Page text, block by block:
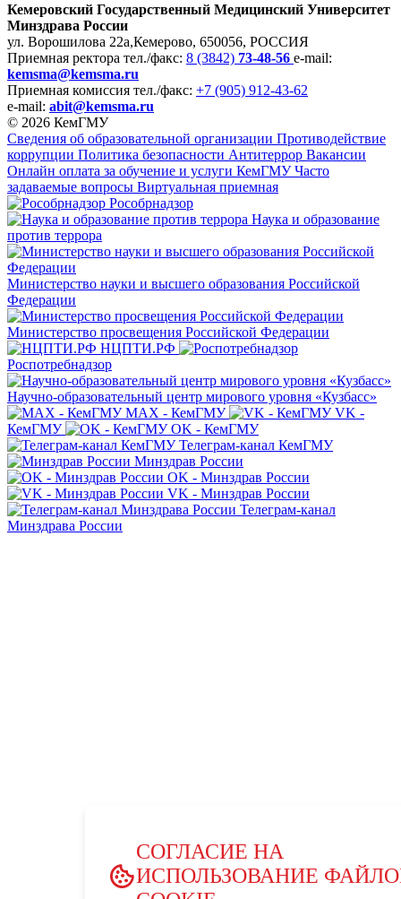
Кемеровский Государственный Медицинский Университет
Минздрава России
ул. Ворошилова 22а,Кемерово, 650056, РОССИЯ
Приемная ректора тел./факс: 8 (3842) 73-48-56 e-mail:
kemsma@kemsma.ru
Приемная комиссия тел./факс: +7 (905) 912-43-62
e-mail: abit@kemsma.ru
© 2026 КемГМУ
Сведения об образовательной организации Противодействие
коррупции Политика безопасности Антитеррор Вакансии
Онлайн оплата за обучение и услуги КемГМУ Часто
задаваемые вопросы Виртуальная приемная
Рособрнадзор
Наука и образование
против террора
Министерство науки и высшего образования Российской
Федерации
Министерство просвещения Российской Федерации
НЦПТИ.РФ
Роспотребнадзор
Научно-образовательный центр мирового уровня «Кузбасс»
MAX - КемГМУ
VK -
КемГМУ
OK - КемГМУ
Телеграм-канал КемГМУ
Минздрав России
OK - Минздрав России
VK - Минздрав России
Телеграм-канал
Минздрава России
СОГЛАСИЕ НА
ИСПОЛЬЗОВАНИЕ